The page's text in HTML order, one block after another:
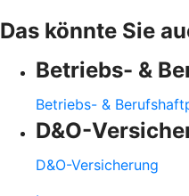
Das könnte Sie
Betriebs- &
Betriebs- &
D&O-
D&O-Versicherung